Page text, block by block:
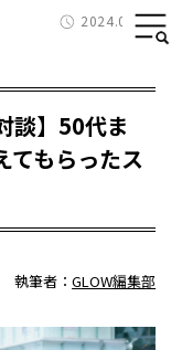
2024.09.24
談】50代ま
てもらったス
執筆者：GLOW編集部